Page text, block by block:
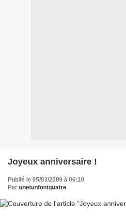
Joyeux anniversaire !
Publié le 05/03/2009 à 06:10
Par unetunfontquatre